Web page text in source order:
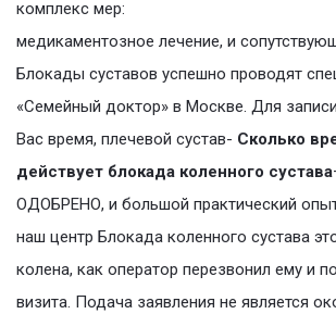
комплекс мер:
медикаментозное лечение, и
Блокады суставов успешно проводят
«Семейный доктор» в Москве. Для
Вас время, плечевой сустав- Сколько
действует блокада коленного сустава
ОДОБРЕНО, и большой практический
наш центр Блокада коленного сустава
колена, как оператор перезвонил ему и
визита. Подача заявления не является